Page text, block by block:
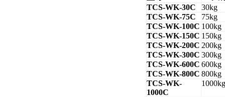
TCS-WK-30C
30kg
TCS-WK-75C
75kg
TCS-WK-100C 100kg
TCS-WK-150C 150kg
TCS-WK-200C 200kg
TCS-WK-300C 300kg
TCS-WK-600C 600kg
TCS-WK-800C 800kg
TCS-WK-
1000C
1000kg